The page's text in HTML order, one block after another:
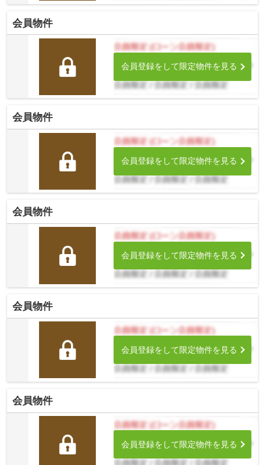
会員物件
会員登録をして限定物件を見る
会員物件
会員登録をして限定物件を見る
会員物件
会員登録をして限定物件を見る
会員物件
会員登録をして限定物件を見る
会員物件
会員登録をして限定物件を見る